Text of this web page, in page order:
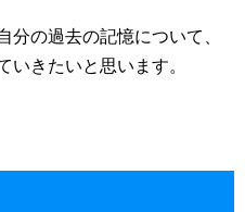
分の過去の記憶について、
いきたいと思います。